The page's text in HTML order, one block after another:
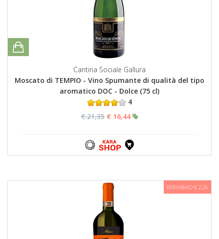
Cantina Sociale Gallura
Moscato di TEMPIO - Vino Spumante di qualità del tipo
aromatico DOC - Dolce (75 cl)
4
€ 21,35 € 16,44
RISPARMIO € 2,26